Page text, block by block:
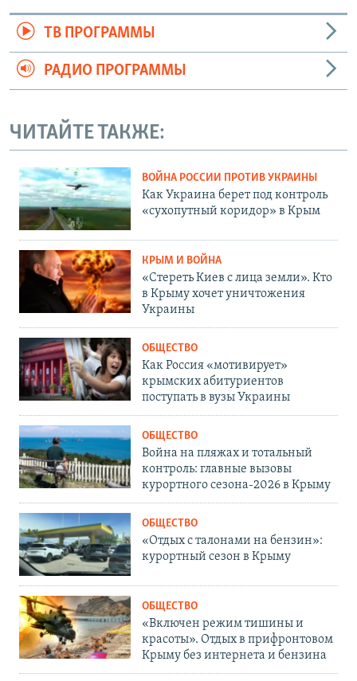
ТВ ПРОГРАММЫ
РАДИО ПРОГРАММЫ
ЧИТАЙТЕ ТАКЖЕ:
ВОЙНА РОССИИ ПРОТИВ УКРАИНЫ
Как Украина берет под контроль
«сухопутный коридор» в Крым
КРЫМ И ВОЙНА
«Стереть Киев с лица земли». Кто
в Крыму хочет уничтожения
Украины
ОБЩЕСТВО
Как Россия «мотивирует»
крымских абитуриентов
поступать в вузы Украины
ОБЩЕСТВО
Война на пляжах и тотальный
контроль: главные вызовы
курортного сезона-2026 в Крыму
ОБЩЕСТВО
«Отдых с талонами на бензин»:
курортный сезон в Крыму
ОБЩЕСТВО
«Включен режим тишины и
красоты». Отдых в прифронтовом
Крыму без интернета и бензина